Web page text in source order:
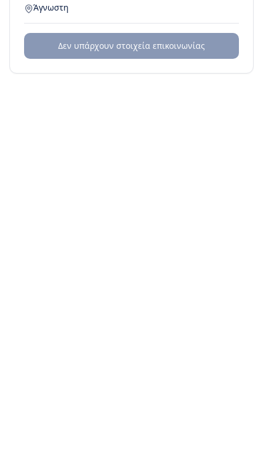
Άγνωστη
Δεν υπάρχουν στοιχεία επικοινωνίας